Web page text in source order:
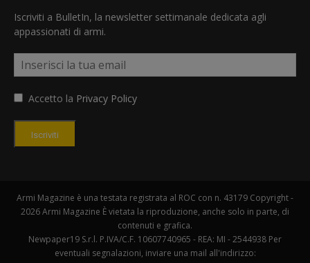
Iscriviti a BulletIn, la newsletter settimanale dedicata agli
appassionati di armi.
Accetto la Privacy Policy
Iscriviti
Armi Magazine è una testata registrata al ROC con n. 43179 Copyright -
2026 Armi Magazine È vietata la riproduzione, anche solo in parte, di
contenuti e grafica.
Newpaper19 S.r.l. P.IVA/C.F. 10607740965 - REA: MI - 2544938 Per
eventuali segnalazioni, inviare una mail all'indirizzo: